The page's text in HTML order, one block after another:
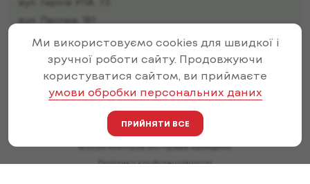
вул. Героїв УПА, 73
вул. Пасічна, 181
вул. Івана Пулюя, 12
вул. Малоголосківська, 32г
вул. Івана Франка, 71
вул. Залізнична, 19
вул. Тернопільська, 46
©2026 MA Pizza Всі права захищено
Ми використовуємо cookies для швидкої і
зручної роботи сайту. Продовжуючи
користуватися сайтом, ви приймаєте
умови обробки персональних даних
ПРИЙНЯТИ ВСЕ